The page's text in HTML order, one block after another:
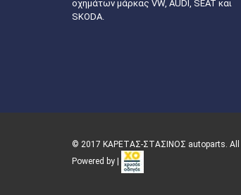
οχημάτων μάρκας VW, AUDI, SEAT και
SKODA.
© 2017 ΚΑΡΕΤΑΣ-ΣΤΑΣΙΝΟΣ autoparts. All
Powered by |